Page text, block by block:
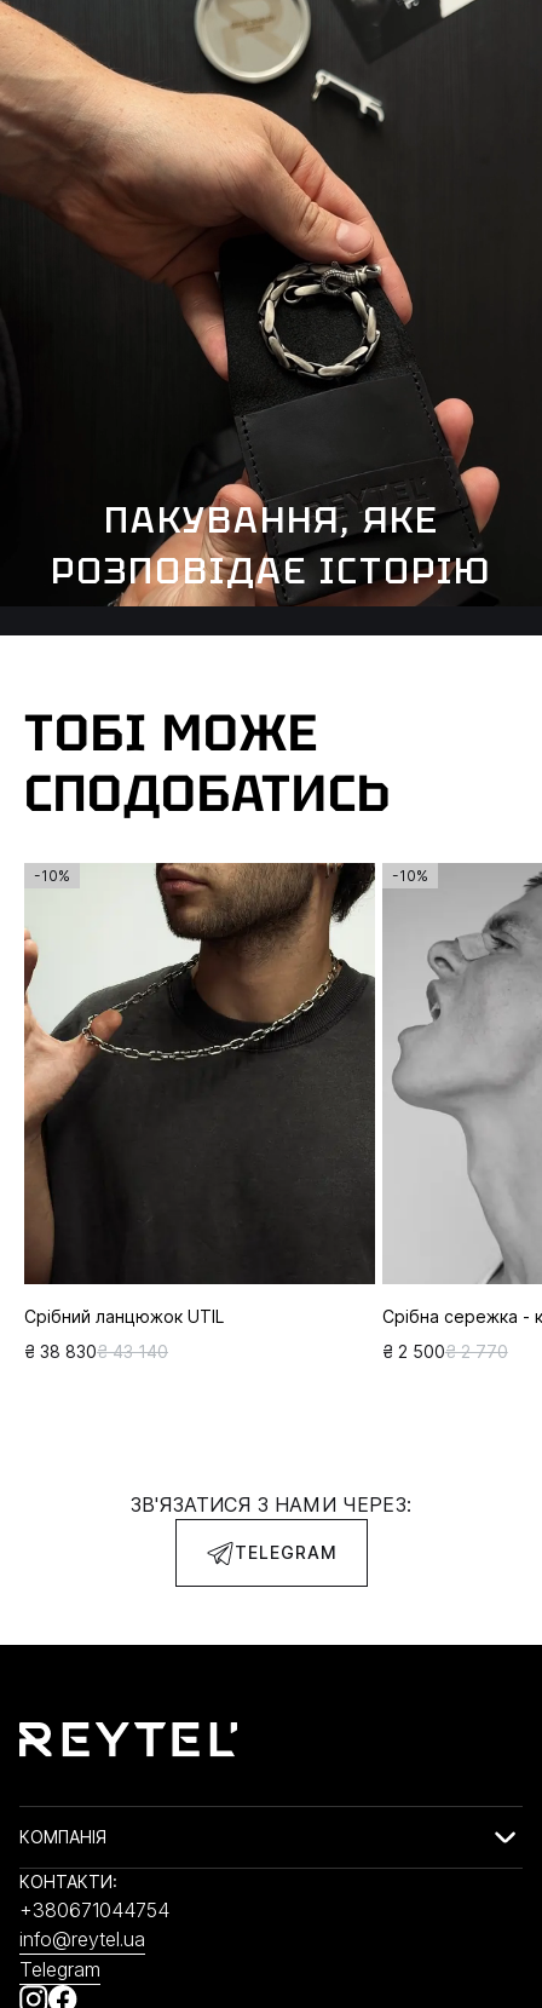
ПАКУВАННЯ, ЯКЕ
РОЗПОВІДАЄ ІСТОРІЮ
ТОБІ МОЖЕ
СПОДОБАТИСЬ
-10%
Срібний ланцюжок UTIL
₴ 38 830₴ 43 140
-10%
Срібна сережка -
₴ 2 500₴ 2 770
ЗВ'ЯЗАТИСЯ З НАМИ ЧЕРЕЗ:
TELEGRAM
КОМПАНІЯ
КОНТАКТИ:
+380671044754
info@reytel.ua
Telegram